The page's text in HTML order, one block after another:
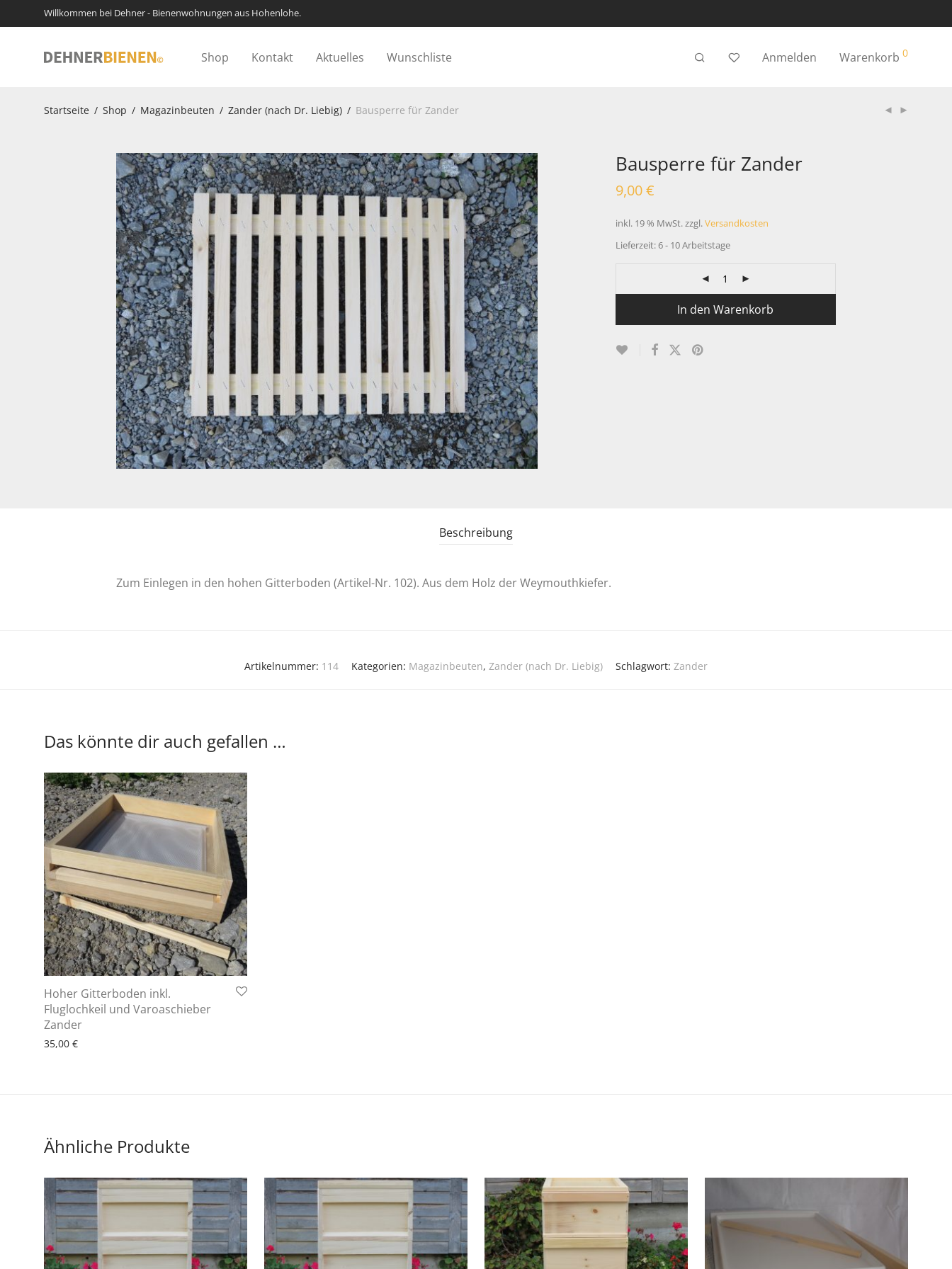
Willkommen bei Dehner - Bienenwohnungen aus Hohenlohe.
Shop Kontakt Aktuelles Wunschliste Anmelden Warenkorb 0
Startseite / Shop / Magazinbeuten / Zander (nach Dr. Liebig) / Bausperre für Zander
Bausperre für Zander
9,00€
inkl. 19 % MwSt.zzgl.Versandkosten
Lieferzeit:6 - 10 Arbeitstage
In den Warenkorb
Beschreibung
Zum Einlegen in den hohen Gitterboden (Artikel-Nr. 102). Aus dem Holz der Weymouthkiefer.
Artikelnummer: 114 Kategorien: Magazinbeuten, Zander (nach Dr. Liebig) Schlagwort: Zander
Das könnte dir auch gefallen …
Hoher Gitterboden inkl.
Fluglochkeil und Varoaschieber
Zander
35,00 €
6 - 10 Arbeitstage
Ähnliche Produkte